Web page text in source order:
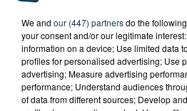
We and our (447) partnersdo the
your consent and/or our legitimate
information on a device; Use limited data
profiles for personalised advertising; Use
advertising; Measure advertising
performance; Understand audiences
of data from different sources; Develop